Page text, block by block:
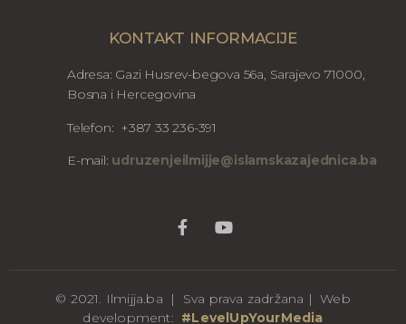
KONTAKT INFORMACIJE
Adresa: Gazi Husrev-begova 56a, Sarajevo 71000,
Bosna i Hercegovina
Telefon: +387 33 236-391
E-mail: udruzenjeilmijje@islamskazajednica.ba
© 2021. Ilmijja.ba | Sva prava zadržana | Web
development: #LevelUpYourMedia